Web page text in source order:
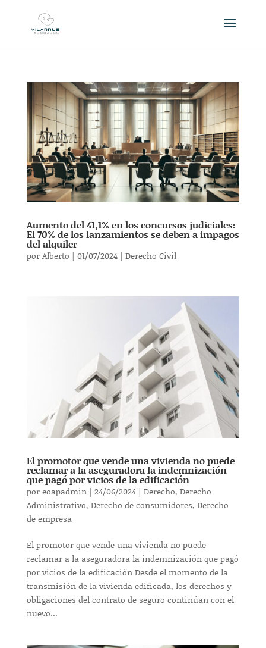
Aumento del 41,1% en los concursos judiciales:
El 70% de los lanzamientos se deben a impagos
del alquiler
porAlberto | 01/07/2024| Derecho Civil
El promotor que vende una vivienda no puede
reclamar a la aseguradora la indemnización
que pagó por vicios de la edificación
poreoapadmin| 24/06/2024| Derecho, Derecho
Administrativo, Derecho de consumidores, Derecho
de empresa
El promotor que vende una vivienda no puede
reclamar a la aseguradora la indemnización que pagó
por vicios de la edificación Desde el momento de la
transmisión de la vivienda edificada, los derechos y
obligaciones del contrato de seguro continúan con el
nuevo...